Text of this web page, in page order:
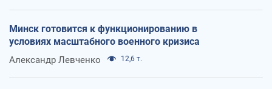
Минск готовится к функционированию в
условиях масштабного военного кризиса
Александр Левченко 12,6 т.